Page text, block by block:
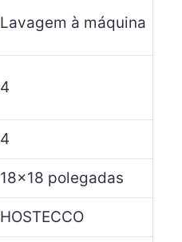
Lavagem à máquina
4
4
18×18 polegadas
HOSTECCO